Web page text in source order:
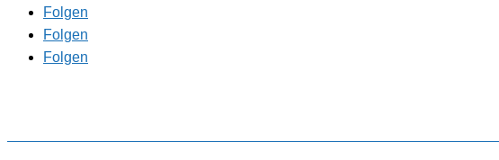
Folgen
Folgen
Folgen